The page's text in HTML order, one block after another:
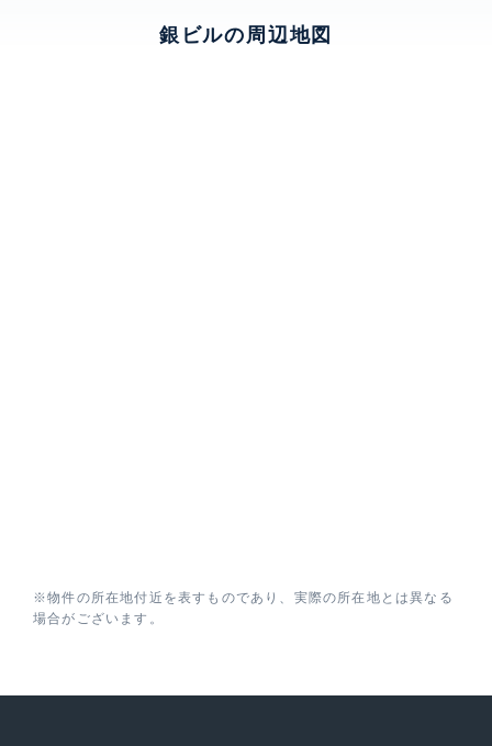
銀ビルの周辺地図
※物件の所在地付近を表すものであり、実際の所在地とは異なる
場合がございます。